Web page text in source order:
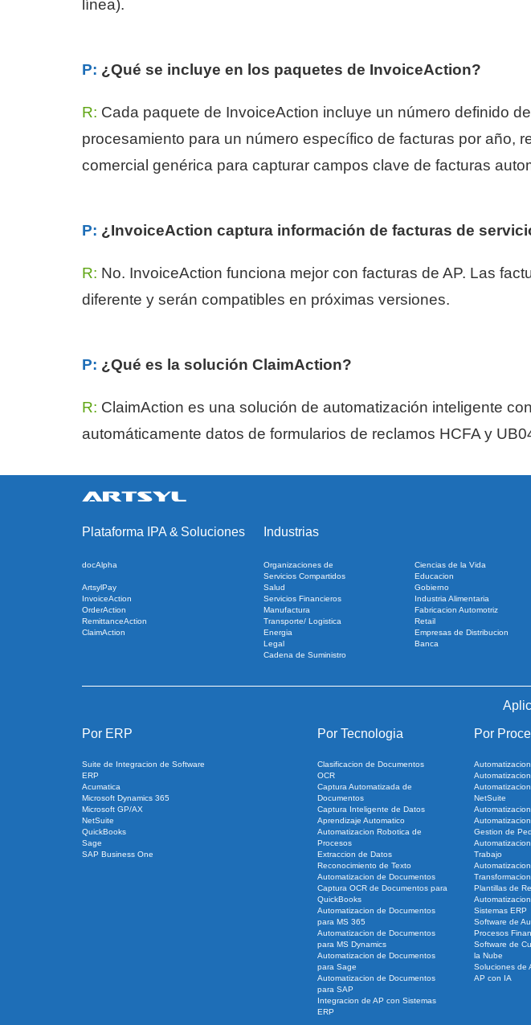
línea).
P: ¿Qué se incluye en los paquetes de InvoiceAction?
R: Cada paquete de InvoiceAction incluye un número definido
procesamiento para un número específico de facturas por año,
comercial genérica para capturar campos clave de facturas
P: ¿InvoiceAction captura información de facturas de
R: No. InvoiceAction funciona mejor con facturas de AP. Las
diferente y serán compatibles en próximas versiones.
P: ¿Qué es la solución ClaimAction?
R: ClaimAction es una solución de automatización inteligente
automáticamente datos de formularios de reclamos HCFA y
Plataforma IPA & Soluciones
docAlpha
ArtsylPay
InvoiceAction
OrderAction
RemittanceAction
ClaimAction
Industrias
Organizaciones de
Servicios Compartidos
Salud
Servicios Financieros
Manufactura
Transporte/ Logistica
Energia
Legal
Cadena de Suministro
Ciencias de la Vida
Educacion
Gobierno
Industria Alimentaria
Fabricacion Automotriz
Retail
Empresas de Distribucion
Banca
Por ERP
Suite de Integracion de Software
ERP
Acumatica
Microsoft Dynamics 365
Microsoft GP/AX
NetSuite
QuickBooks
Sage
SAP Business One
Por Tecnologia
Clasificacion de Documentos
OCR
Captura Automatizada de
Documentos
Captura Inteligente de Datos
Aprendizaje Automatico
Automatizacion Robotica de
Procesos
Extraccion de Datos
Reconocimiento de Texto
Automatizacion de Documentos
Captura OCR de Documentos para
QuickBooks
Automatizacion de Documentos
para MS 365
Automatizacion de Documentos
para MS Dynamics
Automatizacion de Documentos
para Sage
Automatizacion de Documentos
para SAP
Integracion de AP con Sistemas
ERP
Por
NetSuite
Gestion de
Trabajo
Plantillas de
Sistemas ERP
Software de
Procesos
Software de
la Nube
Soluciones de
AP con IA